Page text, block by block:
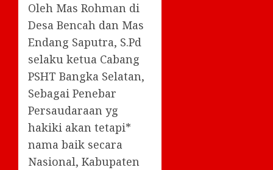
Oleh Mas Rohman di
Desa Bencah dan Mas
Endang Saputra, S.Pd
selaku ketua Cabang
PSHT Bangka Selatan,
Sebagai Penebar
Persaudaraan yg
hakiki akan tetapi*
nama baik secara
Nasional, Kabupaten